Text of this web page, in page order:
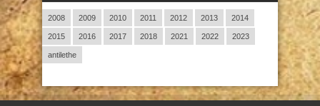
2008 2009 2010 2011 2012 2013 2014
2015 2016 2017 2018 2021 2022 2023
antilethe